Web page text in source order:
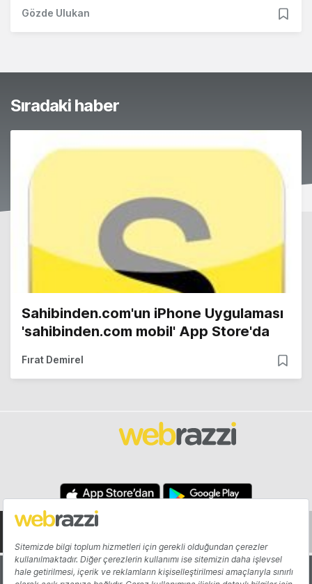
Gözde Ulukan
Sıradaki haber
Sahibinden.com'un iPhone Uygulaması
'sahibinden.com mobil' App Store'da
Fırat Demirel
Hakkında Yazarlar